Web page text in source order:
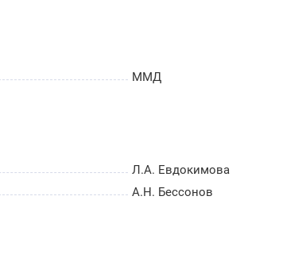
ММД
Л.А. Евдокимова
А.Н. Бессонов